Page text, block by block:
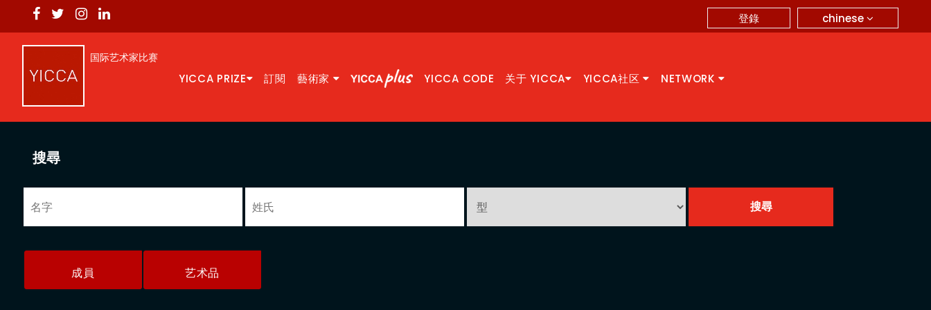
chinese
登錄
国际艺术家比赛
YICCA PRIZE 訂閱 藝術家 YICCA CODE 关于 YICCA YICCA社区 NETWORK
搜尋
成員 艺术品